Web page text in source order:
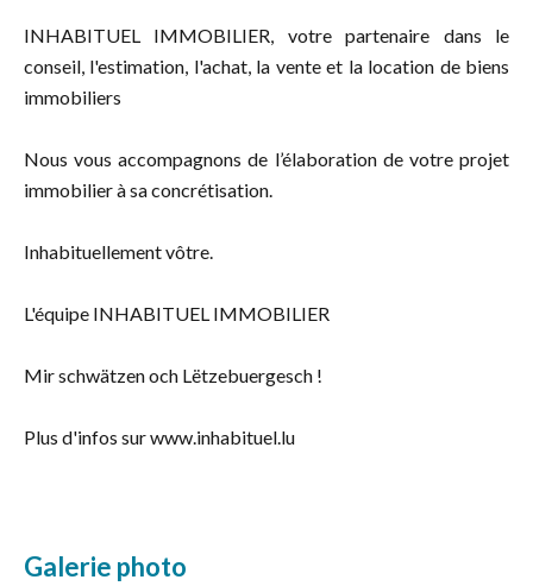
INHABITUEL IMMOBILIER, votre partenaire dans le
conseil, l'estimation, l'achat, la vente et la location de biens
immobiliers
Nous vous accompagnons de l’élaboration de votre projet
immobilier à sa concrétisation.
Inhabituellement vôtre.
L'équipe INHABITUEL IMMOBILIER
Mir schwätzen och Lëtzebuergesch !
Plus d'infos sur www.inhabituel.lu
Galerie photo